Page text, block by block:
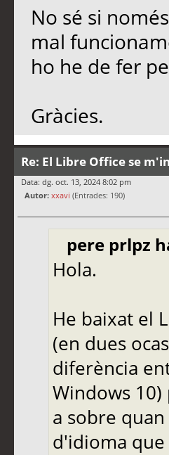
No sé si
mal
ho he de fer
Gràcies.
Re: El Libre Office se
Data: dg. oct. 13, 2024 8:02 pm
Autor: xxavi (Entrades: 190)
pere prlpz
Hola.
He baixat el
(en dues
diferència
Windows 10)
a sobre
d'idioma que